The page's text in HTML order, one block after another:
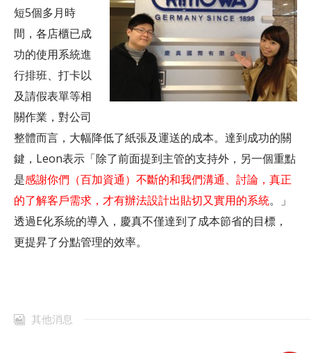
短5個多月時
間，各店櫃已成
功的使用系統進
行排班、打卡以
及請假表單等相
關作業，對公司
整體而言，大幅降低了紙張及運送的成本。達到成功的關
鍵，Leon表示「除了前面提到主管的支持外，另一個重點
是感謝你們（百加資通）不斷的和我們溝通、討論，真正
的了解客戶需求，才有辦法設計出貼切又實用的系統。」
透過E化系統的導入，慶真不僅達到了成本節省的目標，
更提昇了分點管理的效率。
其他消息